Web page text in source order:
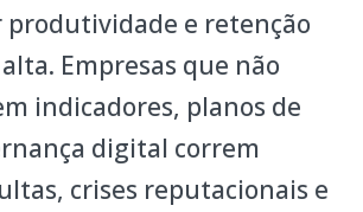
produtividade e retenção
Empresas que não
indicadores, planos de
digital correm
crises reputacionais e